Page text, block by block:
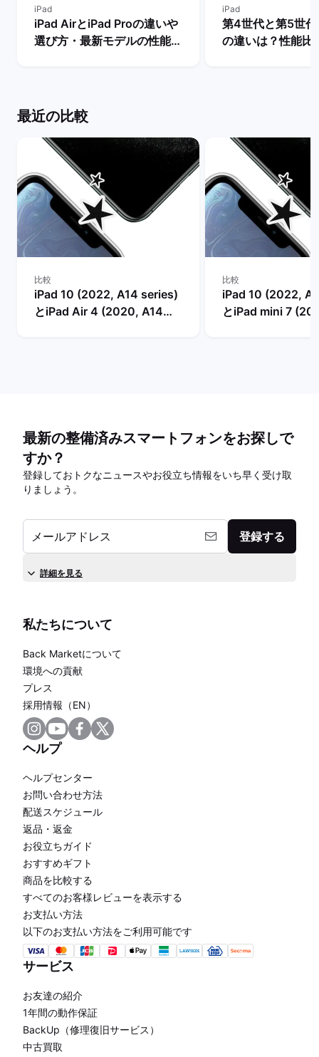
iPad
iPad AirとiPad Proの違いや
選び方・最新モデルの性能を
iPad
第4世代と第5世
の違いは？性能比
最近の比較
比較
iPad 10 (2022, A14 series)
とiPad Air 4 (2020, A14
比較
iPad 10 (2022,
とiPad mini 7
最新の整備済みスマートフォンをお探しで
すか？
登録しておトクなニュースやお役立ち情報をいち早く受け取
りましょう。
メールアドレス 登録する
詳細を見る
私たちについて
Back Marketについて
環境への貢献
プレス
採用情報（EN）
ヘルプ
ヘルプセンター
お問い合わせ方法
配送スケジュール
返品・返金
お役立ちガイド
おすすめギフト
商品を比較する
すべてのお客様レビューを表示する
お支払い方法
以下のお支払い方法をご利用可能です
サービス
お友達の紹介
1年間の動作保証
BackUp（修理復旧サービス）
中古買取